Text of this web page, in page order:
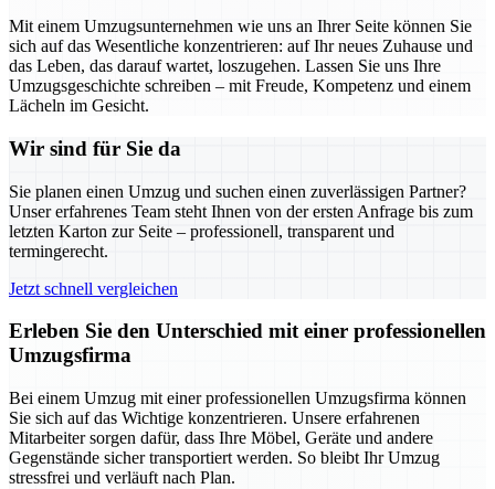
Mit einem Umzugsunternehmen wie uns an Ihrer Seite können Sie
sich auf das Wesentliche konzentrieren: auf Ihr neues Zuhause und
das Leben, das darauf wartet, loszugehen. Lassen Sie uns Ihre
Umzugsgeschichte schreiben – mit Freude, Kompetenz und einem
Lächeln im Gesicht.
Wir sind für Sie da
Sie planen einen Umzug und suchen einen zuverlässigen Partner?
Unser erfahrenes Team steht Ihnen von der ersten Anfrage bis zum
letzten Karton zur Seite – professionell, transparent und
termingerecht.
Jetzt schnell vergleichen
Erleben Sie den Unterschied mit einer professionellen
Umzugsfirma
Bei einem Umzug mit einer professionellen Umzugsfirma können
Sie sich auf das Wichtige konzentrieren. Unsere erfahrenen
Mitarbeiter sorgen dafür, dass Ihre Möbel, Geräte und andere
Gegenstände sicher transportiert werden. So bleibt Ihr Umzug
stressfrei und verläuft nach Plan.